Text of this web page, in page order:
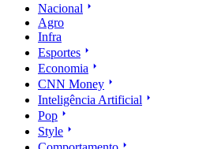
Nacional
Agro
Infra
Esportes
Economia
CNN Money
Inteligência Artificial
Pop
Style